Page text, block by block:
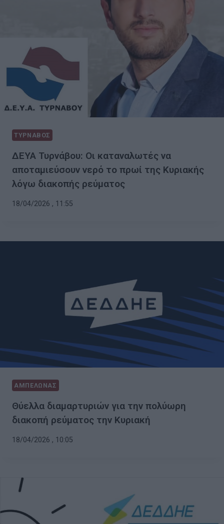
ΤΥΡΝΑΒΟΣ
ΔΕΥΑ Τυρνάβου: Οι καταναλωτές να
αποταμιεύσουν νερό το πρωί της Κυριακής
λόγω διακοπής ρεύματος
18/04/2026 , 11:55
ΑΜΠΕΛΩΝΑΣ
Θύελλα διαμαρτυριών για την πολύωρη
διακοπή ρεύματος την Κυριακή
18/04/2026 , 10:05